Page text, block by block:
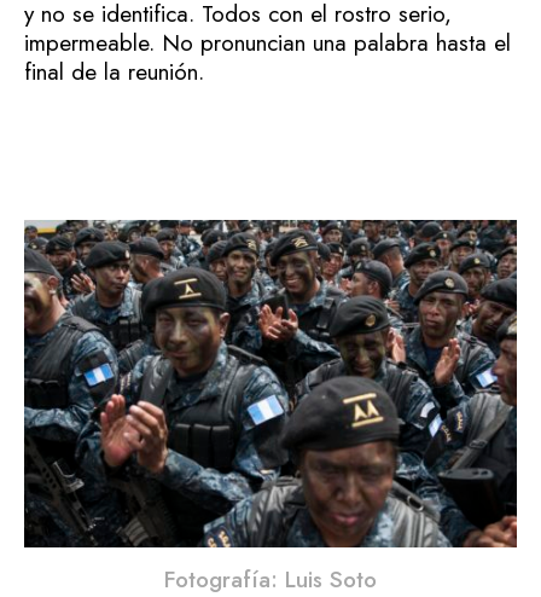
y no se identifica. Todos con el rostro serio,
impermeable. No pronuncian una palabra hasta el
final de la reunión.
Fotografía: Luis Soto